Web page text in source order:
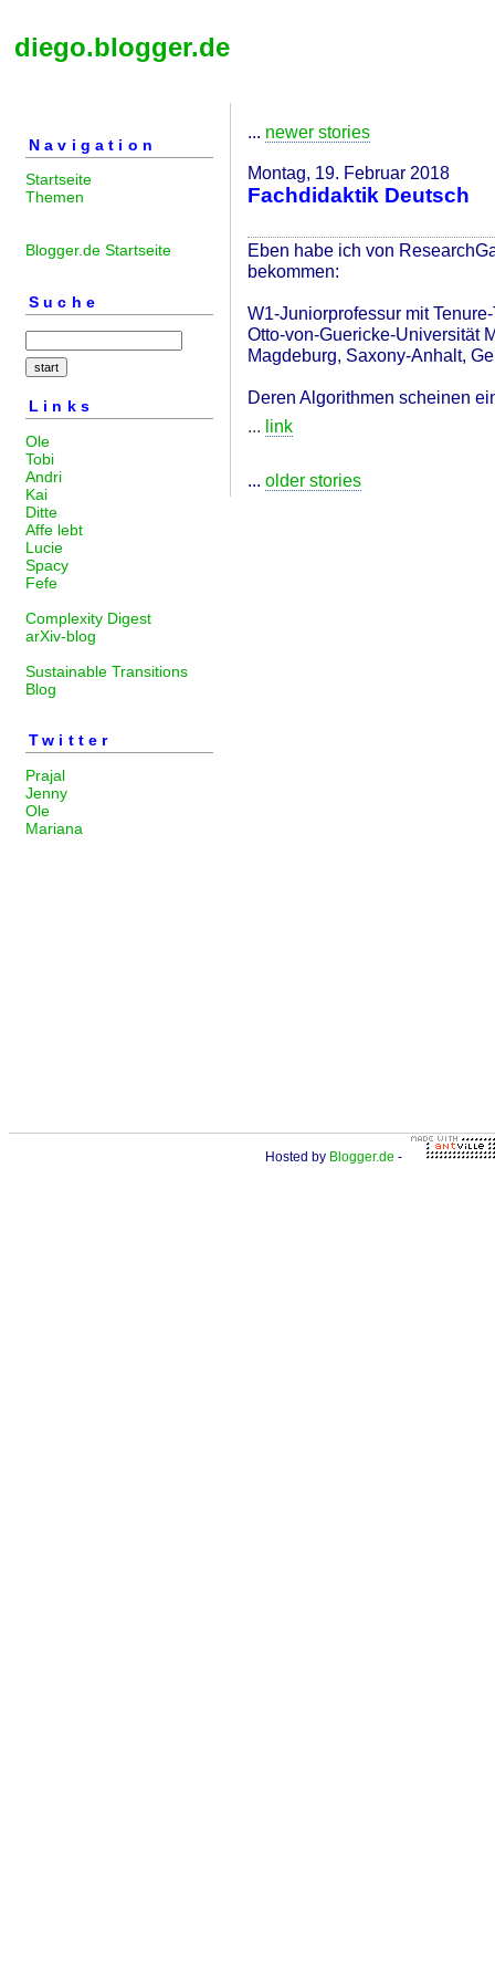
diego.blogger.de
Navigation
Startseite
Themen
Blogger.de Startseite
Suche
Links
Ole
Tobi
Andri
Kai
Ditte
Affe lebt
Lucie
Spacy
Fefe
Complexity Digest
arXiv-blog
Sustainable Transitions
Blog
Twitter
Prajal
Jenny
Ole
Mariana
... newer stories
Montag, 19. Februar 2018
Fachdidaktik Deutsch
Eben habe ich von
bekommen:
W1-Juniorprofessur mit
Otto-von-Guericke-Universität
Magdeburg, Saxony-Anhalt,
Deren Algorithmen scheinen
... link
... older stories
Hosted by Blogger.de -